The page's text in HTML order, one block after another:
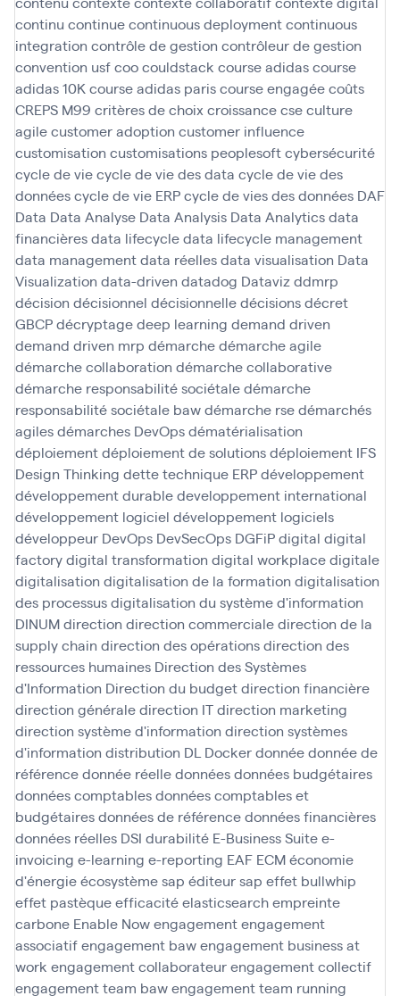
continu continuecontinuous deploymentcontinuous
integration contrôle de gestion contrôleur de gestion
convention usfcoocouldstack course adidascourse
adidas 10K course adidas pariscourse engagéecoûts
CREPS M99 critères de choix croissancecseculture
agilecustomer adoption customer influence
customisation customisations peoplesoftcybersécurité
cycle de viecycle de vie des data cycle de vie des
donnéescycle de vie ERPcycle de vies des données DAF
Data Data Analyse Data Analysis Data Analyticsdata
financièresdata lifecycledata lifecycle management
data managementdata réellesdata visualisation Data
Visualization data-driven datadog Datavizddmrp
décision décisionnel décisionnelledécisionsdécret
GBCPdécryptagedeep learning demand driven
demand driven mrp démarchedémarche agile
démarche collaboration démarche collaborative
démarche responsabilité sociétaledémarche
responsabilité sociétale bawdémarche rsedémarchés
agilesdémarches DevOpsdématérialisation
déploiementdéploiement de solutionsdéploiement IFS
Design Thinking dette technique ERPdéveloppement
développement durabledeveloppement international
développement logiciel développement logiciels
développeur DevOps DevSecOps DGFiPdigital digital
factorydigital transformation digital workplacedigitale
digitalisation digitalisation de la formation digitalisation
des processusdigitalisation du système d'information
DINUMdirection direction commercialedirection de la
supply chain direction des opérationsdirection des
ressources humaines Direction des Systèmes
d'Information Direction du budgetdirection financière
direction généraledirection ITdirection marketing
direction système d'information direction systèmes
d'information distribution DL Dockerdonnéedonnée de
référencedonnée réelledonnéesdonnées budgétaires
données comptablesdonnées comptables et
budgétairesdonnées de référencedonnées financières
données réelles DSI durabilité E-Business Suitee-
invoicing e-learning e-reporting EAF ECMéconomie
d'énergieécosystème sap éditeur sap effet bullwhip
effet pastèqueefficacitéelasticsearchempreinte
carbone Enable Nowengagementengagement
associatifengagement bawengagement business at
work engagement collaborateurengagement collectif
engagement team bawengagement team running